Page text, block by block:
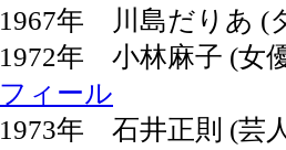
1967年 川島だりあ (
1972年 小林麻子 (
フィール
1973年 石井正則 (芸